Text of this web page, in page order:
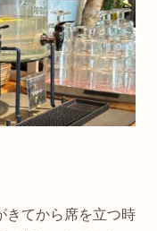
きてから席を立つ時